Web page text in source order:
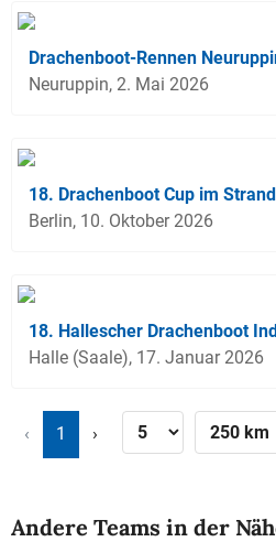
Drachenboot-Rennen
Neuruppin, 2. Mai 2026
18. Drachenboot Cup im
Berlin, 10. Oktober 2026
18. Hallescher Drachenboot
Halle (Saale), 17. Januar 2026
‹ 1 ›
Andere Teams in der